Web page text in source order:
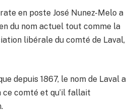
en poste José Nunez-Melo a
du nom actuel tout comme la
libérale du comté de Laval,
depuis 1867, le nom de Laval a
comté et qu’il fallait